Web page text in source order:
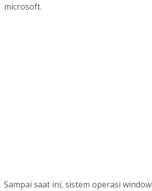
microsoft.
Sampai saat ini, sistem operasi